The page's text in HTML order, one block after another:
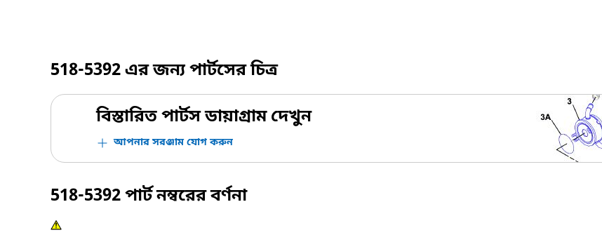
518-5392এর জন্য পার্টসের চিত্র
বিস্তারিত পার্টস ডায়াগ্রাম দেখুন
আপনার সরঞ্জাম যোগ করুন
518-5392পার্ট নম্বরের বর্ণনা